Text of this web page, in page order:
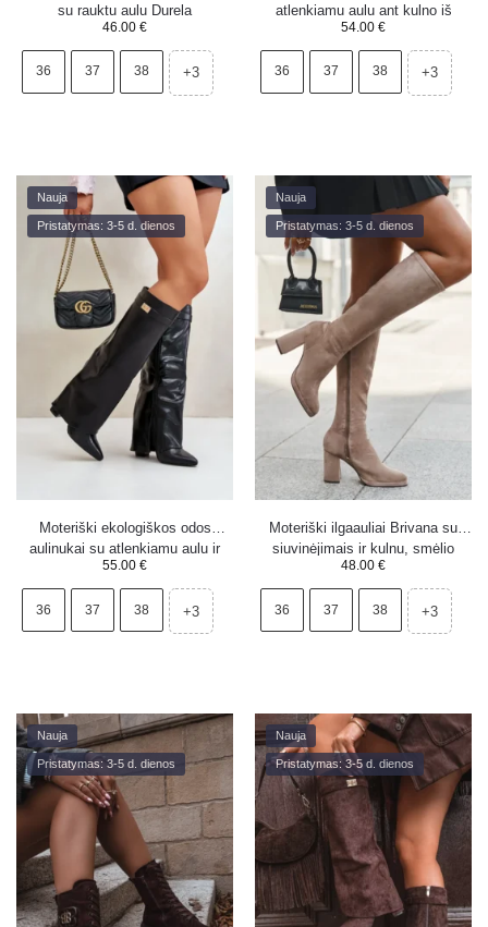
su rauktu aulu Durela
46.00 €
36 37 38 +3
atlenkiamu aulu ant kulno iš
ekologiškos zomšos šokoladiniai
Elivira
54.00 €
36 37 38 +3
Nauja
Pristatymas: 3-5 d. dienos
Moteriški ekologiškos odos
aulinukai su atlenkiamu aulu ir
kulnu Boto Avamora juodi
55.00 €
36 37 38 +3
Nauja
Pristatymas: 3-5 d. dienos
Moteriški ilgaauliai Brivana su
siuvinėjimais ir kulnu, smėlio
spalvos
48.00 €
36 37 38 +3
Nauja
Pristatymas: 3-5 d. dienos
Nauja
Pristatymas: 3-5 d. dienos